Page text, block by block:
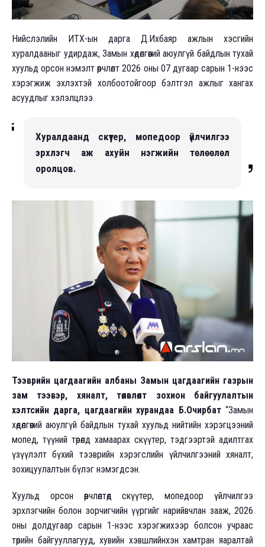
Нийслэлийн ИТХ-ын дарга Д.Ихбаяр ажлын хэсгийн
хуралдааныг удирдаж, Замын хөдөлгөөний аюулгүй байдлын тухай
хуульд орсон нэмэлт өөрчлөлт 2026 оны 07 дугаар сарын 1-нээс
хэрэгжиж эхлэхтэй холбоотойгоор бэлтгэл ажлыг хангах
асуудлыг хэлэлцлээ.
Хуралдаанд скүүтер, мопедоор үйлчилгээ
эрхлэгч аж ахуйн нэгжийн төлөөлөл
оролцов.
Тээврийн цагдаагийн албаны Замын цагдаагийн газрын
зам тээвэр, хяналт, төлөвлөлт зохион байгуулалтын
хэлтсийн дарга, цагдаагийн хурандаа Б.Очирбат“Замын
хөдөлгөөний аюулгүй байдлын тухай хуульд нийтийн хэрэгцээний
мопед, түүний төрөлд хамаарах скүүтер, тэдгээртэй адилтгах
үзүүлэлт бүхий тээврийн хэрэгслийн үйлчилгээний хяналт,
зохицуулалтын бүлэг нэмэгдсэн.
Хуульд орсон өөрчлөлтөд скүүтер, мопедоор үйлчилгээ
эрхлэгчийн болон зорчигчийн үүргийг нарийвчлан зааж, 2026
оны долдугаар сарын 1-нээс хэрэгжихээр болсон учраас
төрийн байгууллагууд, хувийн хэвшлийнхэн хамтран яаралтай